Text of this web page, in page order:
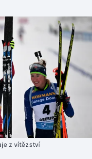
z vítězství